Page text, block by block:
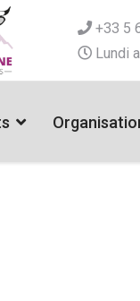
+33 5
Lundi